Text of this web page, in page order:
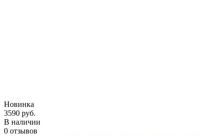
Новинка
3590 руб.
В наличии
0 отзывов